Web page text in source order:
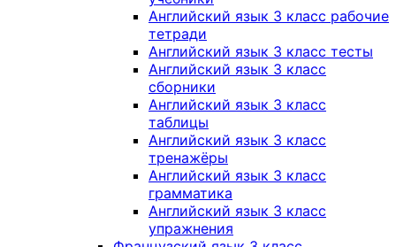
Английский язык 3 класс рабочие
тетради
Английский язык 3 класс тесты
Английский язык 3 класс
сборники
Английский язык 3 класс
таблицы
Английский язык 3 класс
тренажёры
Английский язык 3 класс
грамматика
Английский язык 3 класс
упражнения